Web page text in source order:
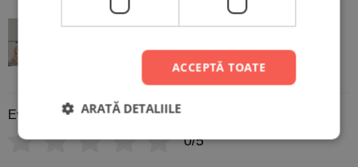
Tricou pentru copii personalizat –
Primul Crăciun ca soră mai mare
Evaluare *
0/5
ACCEPTĂ TOATE
ARATĂ DETALIILE